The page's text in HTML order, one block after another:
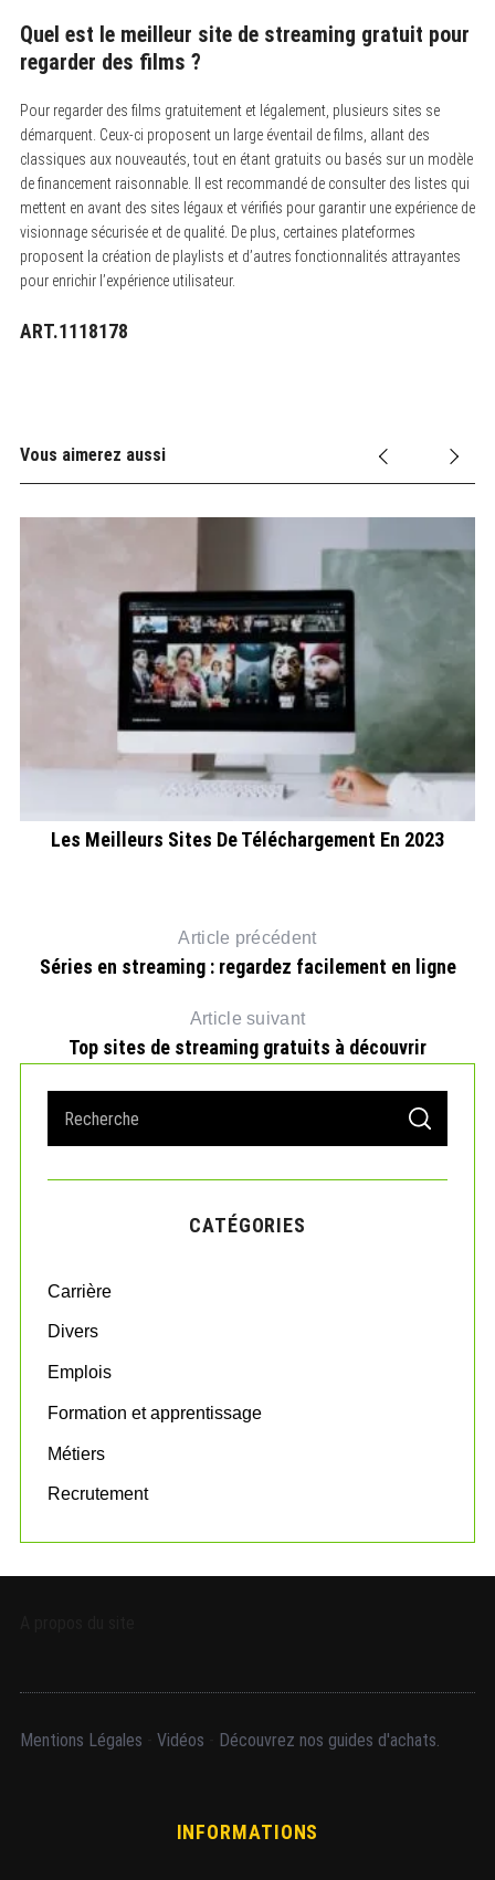
Quel est le meilleur site de streaming gratuit pour
regarder des films ?
Pour regarder des films gratuitement et légalement, plusieurs sites se
démarquent. Ceux-ci proposent un large éventail de films, allant des
classiques aux nouveautés, tout en étant gratuits ou basés sur un modèle
de financement raisonnable. Il est recommandé de consulter des listes qui
mettent en avant des sites légaux et vérifiés pour garantir une expérience de
visionnage sécurisée et de qualité. De plus, certaines plateformes
proposent la création de playlists et d’autres fonctionnalités attrayantes
pour enrichir l’expérience utilisateur.
ART.1118178
Vous aimerez aussi
Les Meilleurs Sites De Téléchargement En 2023
Article précédent
Séries en streaming : regardez facilement en ligne
Article suivant
Top sites de streaming gratuits à découvrir
a
r
o
:
S
A
C
CATÉGORIES
Carrière
Divers
Emplois
Formation et apprentissage
Métiers
Recrutement
Mentions Légales Vidéos Découvrez nos guides d'achats.
INFORMATIONS